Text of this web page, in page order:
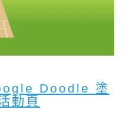
Doodle 塗
動頁